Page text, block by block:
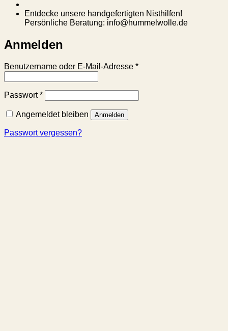
Entdecke unsere handgefertigten Nisthilfen!
Persönliche Beratung: info@hummelwolle.de
Anmelden
Benutzername oder E-Mail-Adresse *Erforderlich
Passwort*Erforderlich
Angemeldet bleiben Anmelden
Passwort vergessen?